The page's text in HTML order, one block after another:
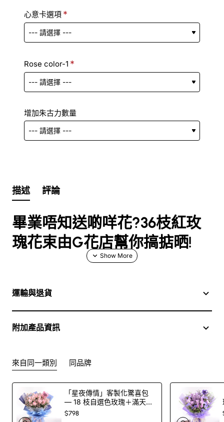
心意卡選項
Rose color-1
增加朱古力數量
描述 評論
畢業唔知送啲咩花?36枝紅玫
瑰花束由G花店幫你搞掂晒!
選擇 - 絕美又感人
喂，各位朋友！畢業季又嚟啦！大家有冇開始諗緊要送啲咩
畢業禮物呢？其實，畢業禮物可以好多樣化，例如可以送一
供各類型花束禮物嘅網上平台，包括畢業禮物！我之前有幫
朋友訂購過一次，真係超級滿意！G花店嘅花藝師係專業
嘅，他們每一束花都係用心設計嘅，以確保它是絕美又感人
運輸與退貨
附加產品資訊
來自同一類別 同品牌
「星夜傳情」客製化驚喜包
— 18 枝自選色玫瑰＋滿天星
花束＋印字氣球（100 色玫
$798